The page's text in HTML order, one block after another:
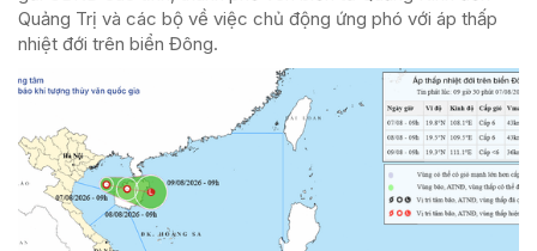
Quảng Trị và các bộ về việc chủ động ứng phó với áp thấp
nhiệt đới trên biển Đông.